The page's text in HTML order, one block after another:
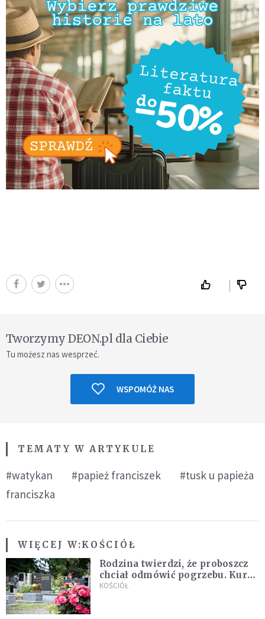
Tworzymy DEON.pl dla Ciebie
Tu możesz nas wesprzeć.
WSPOMÓŻ NAS
TEMATY W ARTYKULE
#watykan #papież franciszek
#tusk u papieża
franciszka
WIĘCEJ W:KOŚCIÓŁ
Rodzina twierdzi, że proboszcz
chciał odmówić pogrzebu. Kuria
zapowiada wyjaśnienia
KOŚCIÓŁ